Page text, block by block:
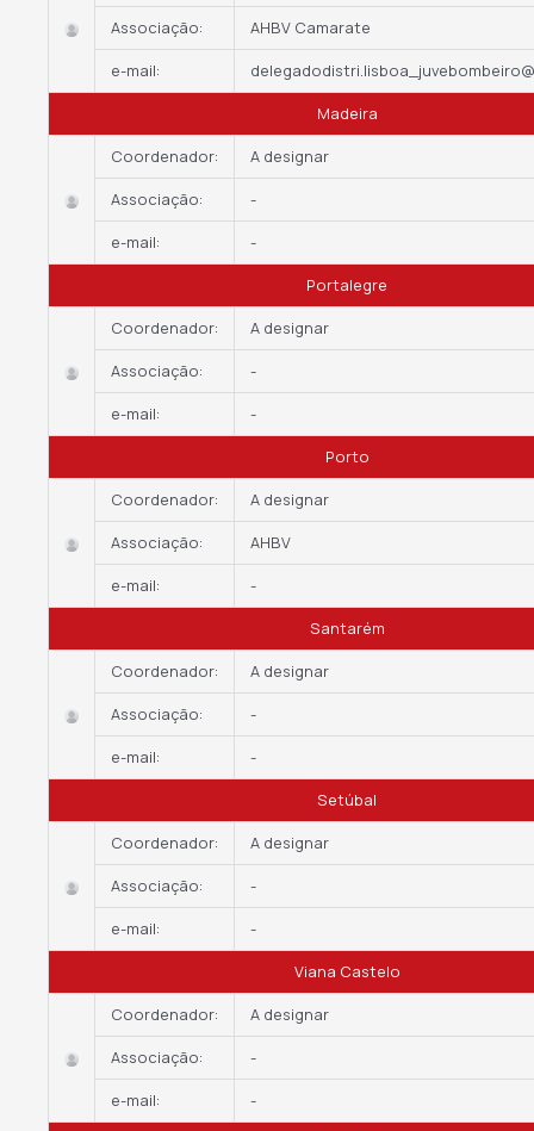
Associação:
AHBV Camarate
e-mail:
Madeira
Coordenador:
A designar
Associação:
-
e-mail:
-
Portalegre
Coordenador:
A designar
Associação:
-
e-mail:
-
Porto
Coordenador:
A designar
Associação:
AHBV
e-mail:
-
Santarém
Coordenador:
A designar
Associação:
-
e-mail:
-
Setúbal
Coordenador:
A designar
Associação:
-
e-mail:
-
Viana Castelo
Coordenador:
A designar
Associação:
-
e-mail:
-